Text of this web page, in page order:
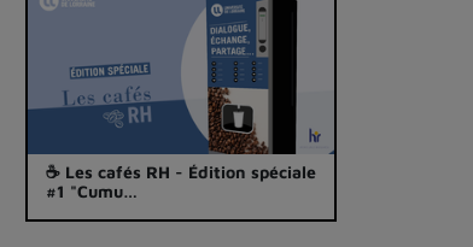
☕ Les cafés RH - Édition spéciale
#1 "Cumu…